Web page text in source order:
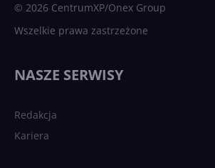
© 2026 CentrumXP/Onex Group
Wszelkie prawa zastrzeżone
NASZE SERWISY
Redakcja
Kariera